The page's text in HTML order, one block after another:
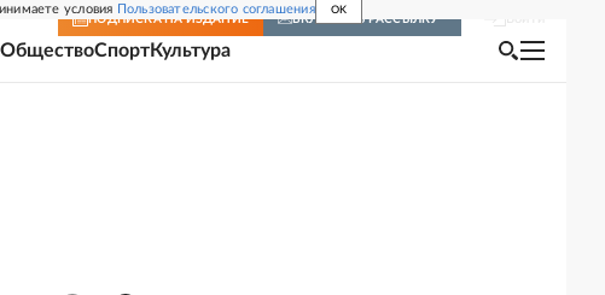
условия Пользовательского соглашения OK
ПОДПИСКА НА ИЗДАНИЕ ВКЛЮЧИТЬ РАССЫЛКУ
ОбществоСпортКультура